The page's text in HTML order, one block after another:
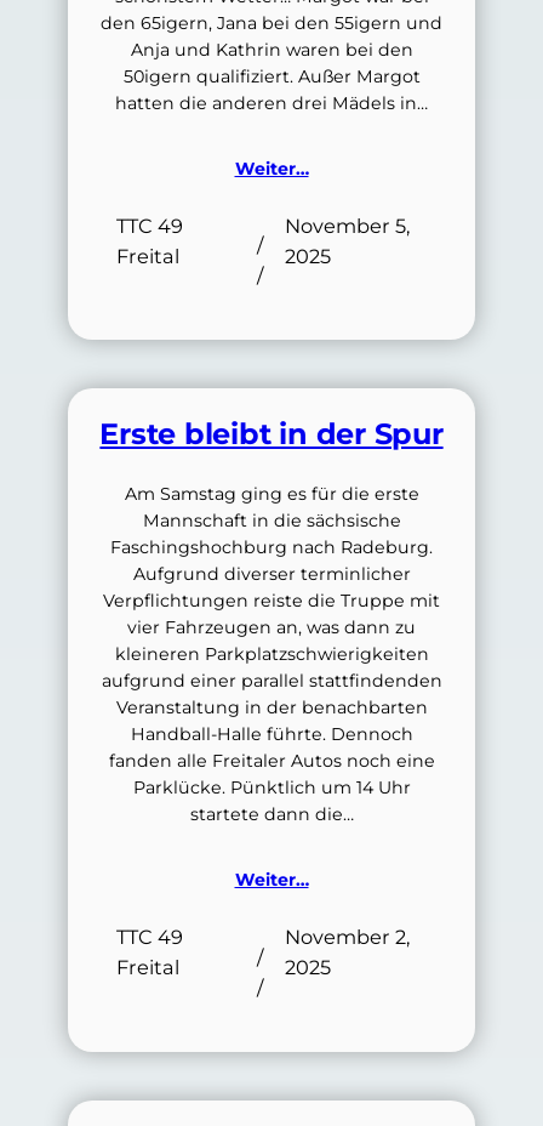
den 65igern, Jana bei den 55igern und
Anja und Kathrin waren bei den
50igern qualifiziert. Außer Margot
hatten die anderen drei Mädels in…
Weiter…
TTC 49
Freital
/
/
November 5,
2025
Erste bleibt in der Spur
Am Samstag ging es für die erste
Mannschaft in die sächsische
Faschingshochburg nach Radeburg.
Aufgrund diverser terminlicher
Verpflichtungen reiste die Truppe mit
vier Fahrzeugen an, was dann zu
kleineren Parkplatzschwierigkeiten
aufgrund einer parallel stattfindenden
Veranstaltung in der benachbarten
Handball-Halle führte. Dennoch
fanden alle Freitaler Autos noch eine
Parklücke. Pünktlich um 14 Uhr
startete dann die…
Weiter…
TTC 49
Freital
/
/
November 2,
2025